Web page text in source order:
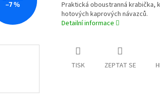
–7 %
Praktická oboustranná krabička,
hotových kaprových návazců.
Detailní informace
TISK ZEPTAT SE